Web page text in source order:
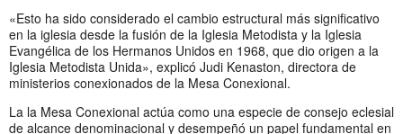
«Esto ha sido considerado el cambio estructural más significativo
en la iglesia desde la fusión de la Iglesia Metodista y la Iglesia
Evangélica de los Hermanos Unidos en 1968, que dio origen a la
Iglesia Metodista Unida», explicó Judi Kenaston, directora de
ministerios conexionados de la Mesa Conexional.
La la Mesa Conexional actúa como una especie de consejo eclesial
de alcance denominacional y desempeñó un papel fundamental en